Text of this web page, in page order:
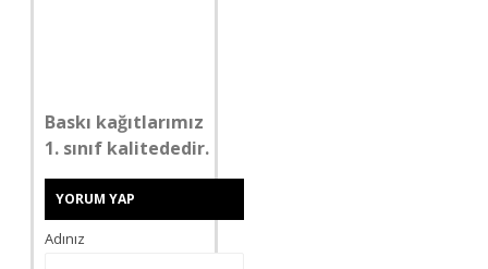
Baskı kağıtlarımız
1. sınıf kalitededir.
YORUM YAP
Adınız